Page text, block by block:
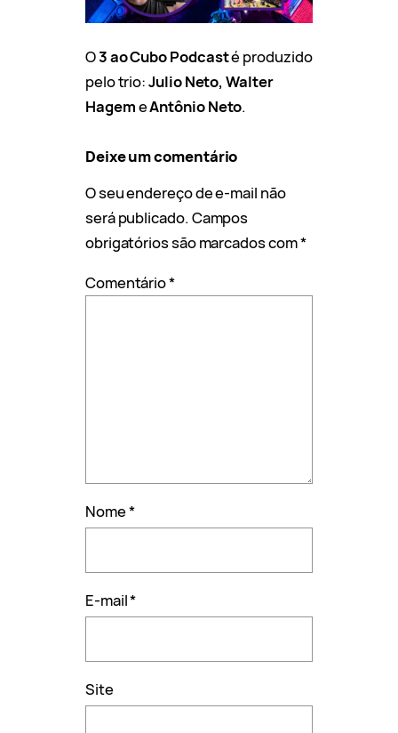
O3 ao Cubo Podcasté produzido
pelo trio:Julio Neto, Walter
HagemeAntônio Neto.
Deixe um comentário
O seu endereço de e-mail não
será publicado. Campos
obrigatórios são marcados com*
Comentário*
Nome*
E-mail*
Site